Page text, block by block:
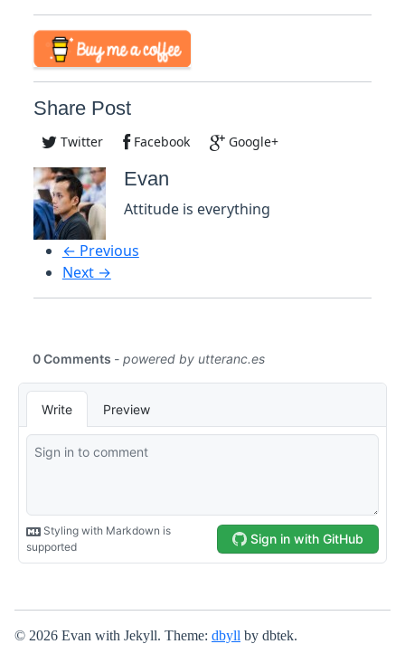
Share Post
Twitter Facebook Google+
Evan
Attitude is everything
← Previous
Next →
© 2026 Evan with Jekyll. Theme: dbyll by dbtek.